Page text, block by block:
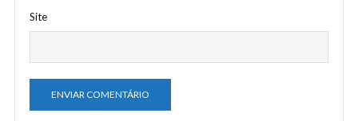
Site